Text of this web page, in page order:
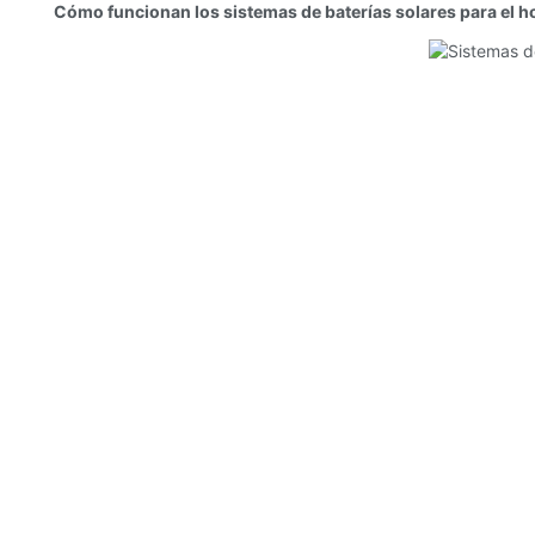
Cómo funcionan los sistemas de baterías solares para el